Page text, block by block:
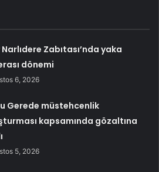
Zabıtası’nda yaka
dönemi
6, 2026
Gerede müstehcenlik
kapsamında gözaltına
5, 2026